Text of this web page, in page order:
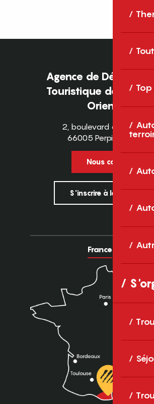
Agence de
Touristique des
Orientales
2, boulevard des
66005 Perpignan
Nous contacter
S'inscrire à la newsletter
France Europe